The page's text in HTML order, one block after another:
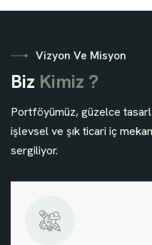
Vizyon Ve Misyon
Biz Kimiz ?
Portföyümüz, güzelce
işlevsel ve şık ticari iç
sergiliyor.